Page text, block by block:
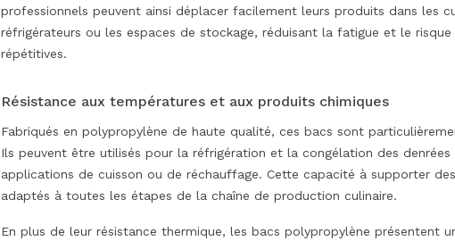
professionnels peuvent ainsi déplacer facilement leurs produits dans les
réfrigérateurs ou les espaces de stockage, réduisant la fatigue et le
répétitives.
Résistance aux températures et aux produits chimiques
Fabriqués en polypropylène de haute qualité, ces bacs sont
Ils peuvent être utilisés pour la réfrigération et la congélation des denrées
applications de cuisson ou de réchauffage. Cette capacité à supporter
adaptés à toutes les étapes de la chaîne de production culinaire.
En plus de leur résistance thermique, les bacs polypropylène présentent